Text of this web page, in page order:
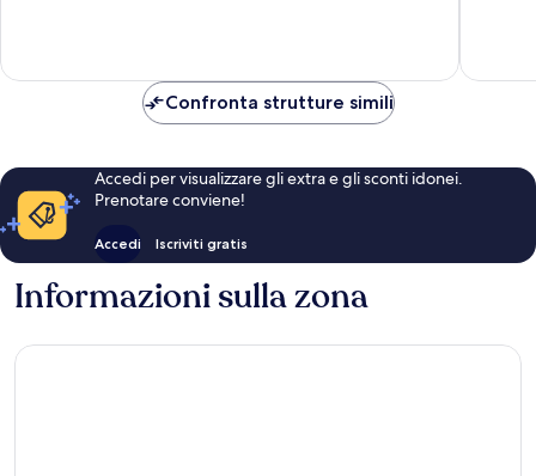
Confronta strutture simili
Accedi per visualizzare gli extra e gli sconti idonei.
Prenotare conviene!
Accedi Iscriviti gratis
Informazioni sulla zona